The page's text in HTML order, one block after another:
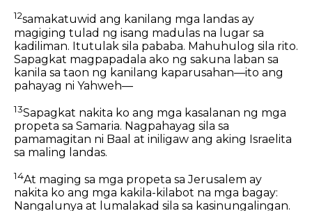
12samakatuwid ang kanilang mga landas ay
magiging tulad ng isang madulas na lugar sa
kadiliman. Itutulak sila pababa. Mahuhulog sila rito.
Sapagkat magpapadala ako ng sakuna laban sa
kanila sa taon ng kanilang kaparusahan—ito ang
pahayag ni Yahweh—
13Sapagkat nakita ko ang mga kasalanan ng mga
propeta sa Samaria. Nagpahayag sila sa
pamamagitan ni Baal at iniligaw ang aking Israelita
sa maling landas.
14At maging sa mga propeta sa Jerusalem ay
nakita ko ang mga kakila-kilabot na mga bagay:
Nangalunya at lumalakad sila sa kasinungalingan.